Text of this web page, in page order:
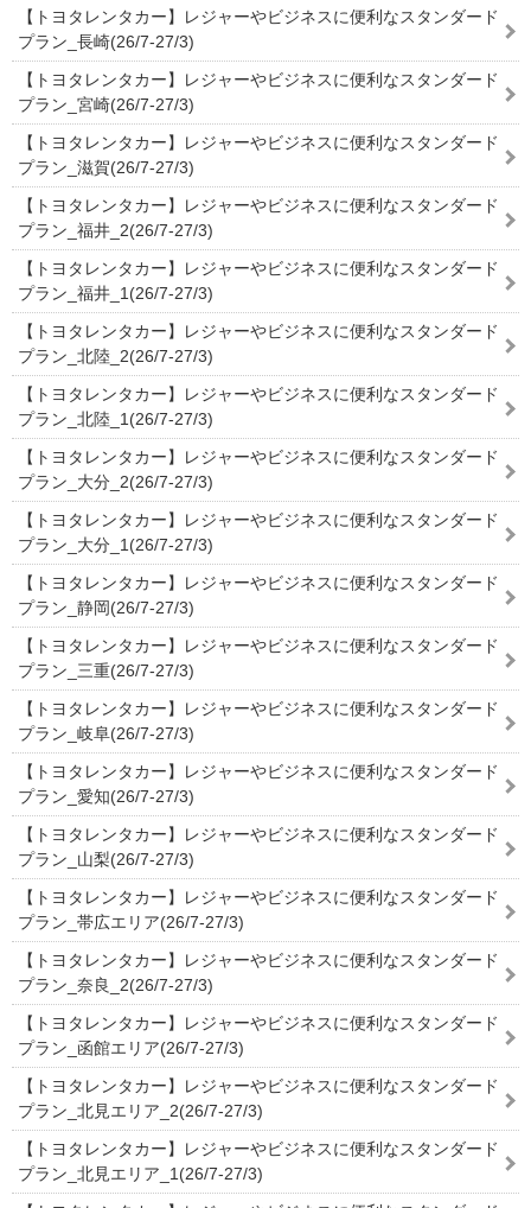
【トヨタレンタカー】レジャーやビジネスに便利なスタンダード
プラン_長崎(26/7-27/3)
【トヨタレンタカー】レジャーやビジネスに便利なスタンダード
プラン_宮崎(26/7-27/3)
【トヨタレンタカー】レジャーやビジネスに便利なスタンダード
プラン_滋賀(26/7-27/3)
【トヨタレンタカー】レジャーやビジネスに便利なスタンダード
プラン_福井_2(26/7-27/3)
【トヨタレンタカー】レジャーやビジネスに便利なスタンダード
プラン_福井_1(26/7-27/3)
【トヨタレンタカー】レジャーやビジネスに便利なスタンダード
プラン_北陸_2(26/7-27/3)
【トヨタレンタカー】レジャーやビジネスに便利なスタンダード
プラン_北陸_1(26/7-27/3)
【トヨタレンタカー】レジャーやビジネスに便利なスタンダード
プラン_大分_2(26/7-27/3)
【トヨタレンタカー】レジャーやビジネスに便利なスタンダード
プラン_大分_1(26/7-27/3)
【トヨタレンタカー】レジャーやビジネスに便利なスタンダード
プラン_静岡(26/7-27/3)
【トヨタレンタカー】レジャーやビジネスに便利なスタンダード
プラン_三重(26/7-27/3)
【トヨタレンタカー】レジャーやビジネスに便利なスタンダード
プラン_岐阜(26/7-27/3)
【トヨタレンタカー】レジャーやビジネスに便利なスタンダード
プラン_愛知(26/7-27/3)
【トヨタレンタカー】レジャーやビジネスに便利なスタンダード
プラン_山梨(26/7-27/3)
【トヨタレンタカー】レジャーやビジネスに便利なスタンダード
プラン_帯広エリア(26/7-27/3)
【トヨタレンタカー】レジャーやビジネスに便利なスタンダード
プラン_奈良_2(26/7-27/3)
【トヨタレンタカー】レジャーやビジネスに便利なスタンダード
プラン_函館エリア(26/7-27/3)
【トヨタレンタカー】レジャーやビジネスに便利なスタンダード
プラン_北見エリア_2(26/7-27/3)
【トヨタレンタカー】レジャーやビジネスに便利なスタンダード
プラン_北見エリア_1(26/7-27/3)